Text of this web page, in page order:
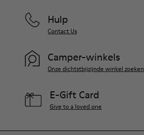
Hulp
Contact Us
Camper-winkels
Onze dichtstbijzijnde winkel zoeken
E-Gift Card
Give to a loved one